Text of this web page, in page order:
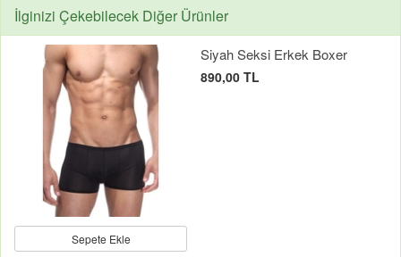
İlginizi Çekebilecek Diğer Ürünler
Sepete Ekle
Siyah Seksi Erkek Boxer
890,00 TL